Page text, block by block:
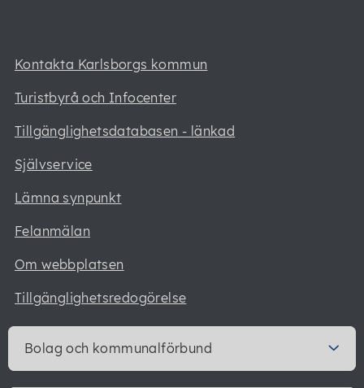
Kontakta Karlsborgs kommun
Turistbyrå och Infocenter
Tillgänglighetsdatabasen - länkad
Självservice
Lämna synpunkt
Felanmälan
Om webbplatsen
Tillgänglighetsredogörelse
Bolag och kommunalförbund